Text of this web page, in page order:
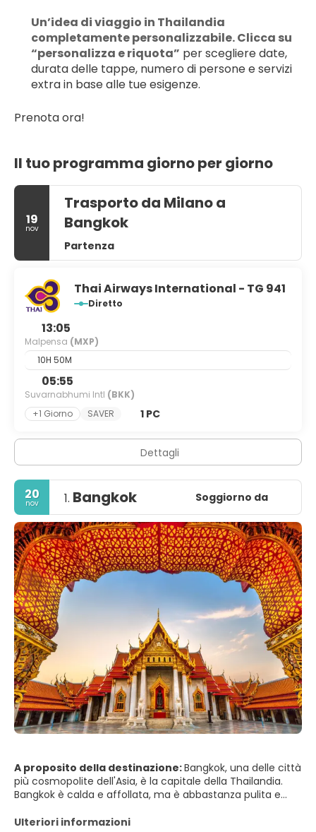
Un’idea di viaggio in Thailandia
completamente personalizzabile. Clicca su
“personalizza e riquota” per scegliere date,
durata delle tappe, numero di persone e servizi
extra in base alle tue esigenze.
Prenota ora!
Il tuo programma giorno per giorno
19
nov
Trasporto da Milano a
Bangkok
Partenza
Thai Airways International - TG 941
Diretto
13:05
Malpensa (MXP)
10H 50M
05:55
Suvarnabhumi Intl (BKK)
+1 Giorno
SAVER 1 PC
Dettagli
20
nov 1. Bangkok Soggiorno da
A proposito della destinazione:Bangkok, una delle città
più cosmopolite dell'Asia, è la capitale della Thailandia.
Bangkok è calda e affollata, ma è abbastanza pulita e
negozi, molta cultura, templi incredibili, cibo delizioso e
Ulteriori informazioni